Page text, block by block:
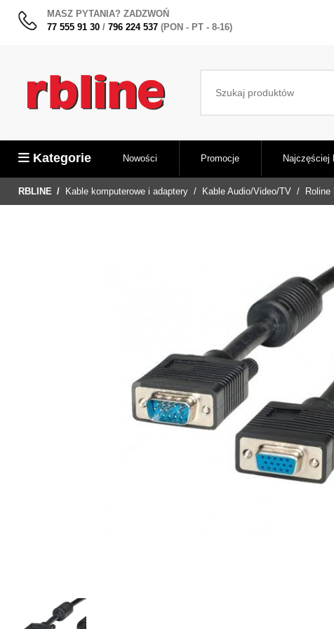
MASZ PYTANIA? ZADZWOŃ
77 555 91 30/ 796 224 537 (PON - PT - 8-16)
Kategorie Nowości Promocje Najczęściej
RBLINE Kable komputerowe i adaptery Kable Audio/Video/TV